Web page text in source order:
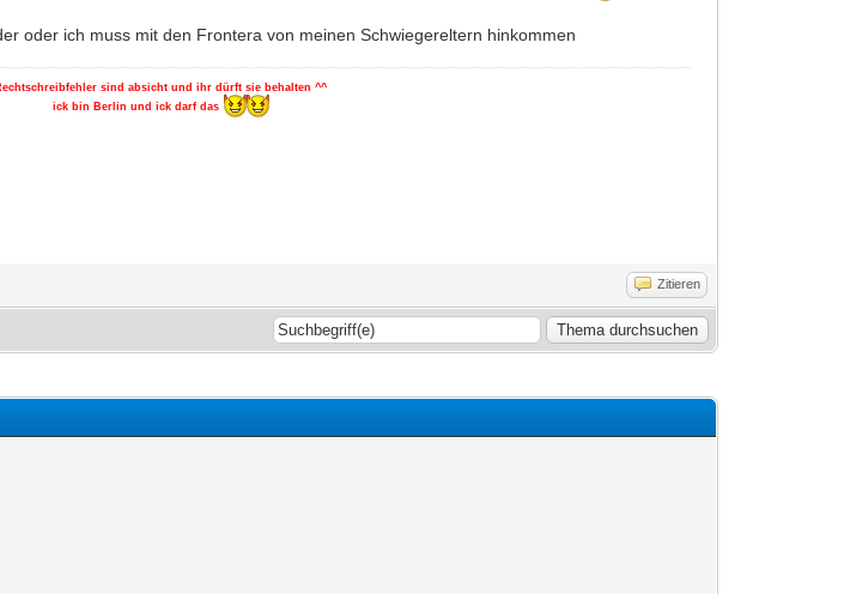
oder ich muss mit den Frontera von meinen Schwiegereltern hinkommen
sind absicht und ihr dürft sie behalten ^^
ick bin Berlin und ick darf das
Zitieren